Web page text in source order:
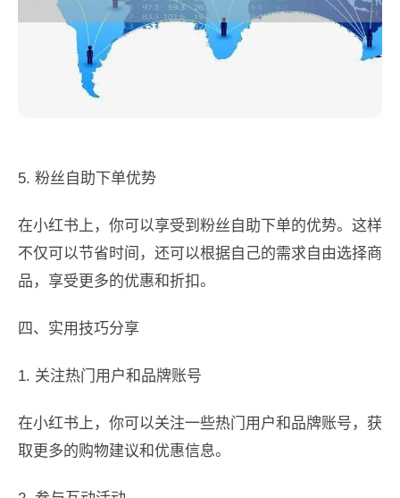
5. 粉丝自助下单优势
在小红书上，你可以享受到粉丝自助下单的优势。这样
不仅可以节省时间，还可以根据自己的需求自由选择商
品，享受更多的优惠和折扣。
四、实用技巧分享
1. 关注热门用户和品牌账号
在小红书上，你可以关注一些热门用户和品牌账号，获
取更多的购物建议和优惠信息。